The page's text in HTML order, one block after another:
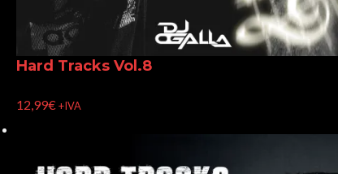
Hard Tracks Vol.8
12,99€ +IVA